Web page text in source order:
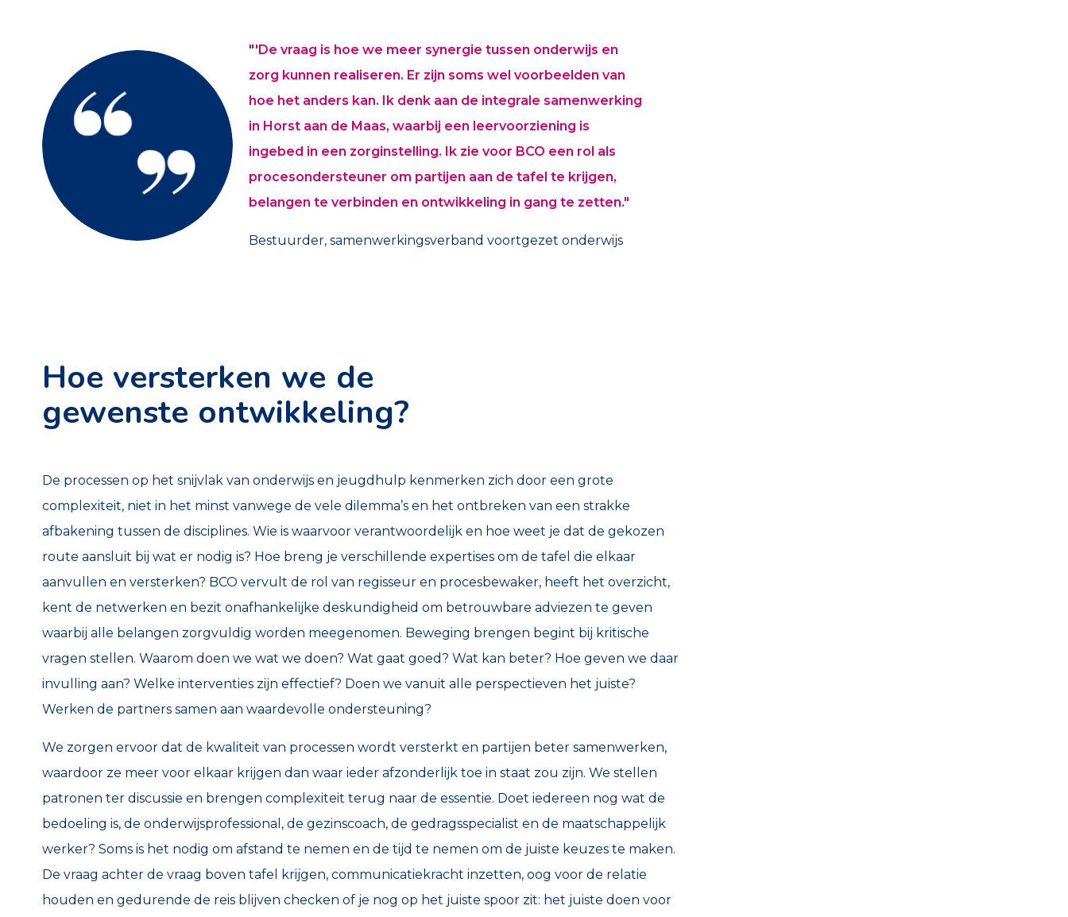
"'De vraag is hoe we meer synergie tussen onderwijs en
zorg kunnen realiseren. Er zijn soms wel voorbeelden van
hoe het anders kan. Ik denk aan de integrale samenwerking
in Horst aan de Maas, waarbij een leervoorziening is
ingebed in een zorginstelling. Ik zie voor BCO een rol als
procesondersteuner om partijen aan de tafel te krijgen,
belangen te verbinden en ontwikkeling in gang te zetten."
Bestuurder, samenwerkingsverband voortgezet onderwijs
Hoe versterken we de
gewenste ontwikkeling?
De processen op het snijvlak van onderwijs en jeugdhulp kenmerken zich door een grote
complexiteit, niet in het minst vanwege de vele dilemma’s en het ontbreken van een strakke
afbakening tussen de disciplines. Wie is waarvoor verantwoordelijk en hoe weet je dat de gekozen
route aansluit bij wat er nodig is? Hoe breng je verschillende expertises om de tafel die elkaar
aanvullen en versterken? BCO vervult de rol van regisseur en procesbewaker, heeft het overzicht,
kent de netwerken en bezit onafhankelijke deskundigheid om betrouwbare adviezen te geven
waarbij alle belangen zorgvuldig worden meegenomen. Beweging brengen begint bij kritische
vragen stellen. Waarom doen we wat we doen? Wat gaat goed? Wat kan beter? Hoe geven we daar
invulling aan? Welke interventies zijn effectief? Doen we vanuit alle perspectieven het juiste?
Werken de partners samen aan waardevolle ondersteuning?
We zorgen ervoor dat de kwaliteit van processen wordt versterkt en partijen beter samenwerken,
waardoor ze meer voor elkaar krijgen dan waar ieder afzonderlijk toe in staat zou zijn. We stellen
patronen ter discussie en brengen complexiteit terug naar de essentie. Doet iedereen nog wat de
bedoeling is, de onderwijsprofessional, de gezinscoach, de gedragsspecialist en de maatschappelijk
werker? Soms is het nodig om afstand te nemen en de tijd te nemen om de juiste keuzes te maken.
De vraag achter de vraag boven tafel krijgen, communicatiekracht inzetten, oog voor de relatie
houden en gedurende de reis blijven checken of je nog op het juiste spoor zit: het juiste doen voor